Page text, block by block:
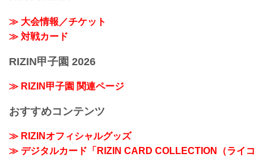
≫ 大会情報／チケット
≫ 対戦カード
RIZIN甲子園 2026
≫ RIZIN甲子園 関連ページ
おすすめコンテンツ
≫ RIZINオフィシャルグッズ
≫ デジタルカード「RIZIN CARD COLLECTION（ライコ